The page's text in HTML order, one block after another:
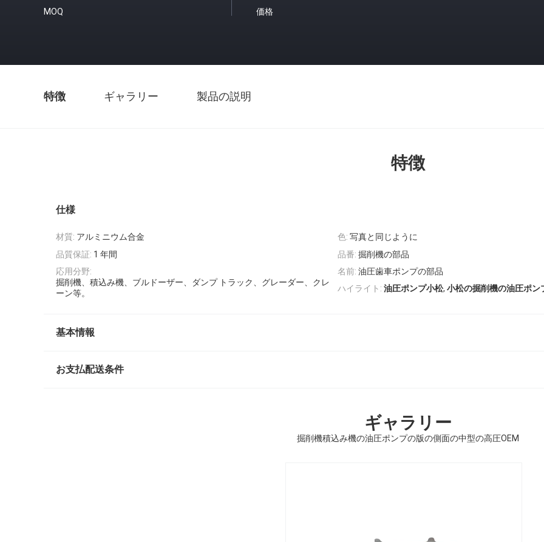
MOQ 価格
特徴 ギャラリー 製品の説明
特徴
仕様
材質: アルミニウム合金 色: 写真と同じように
品質保証: 1 年間 品番: 掘削機の部品
応用分野:
掘削機、積込み機、ブルドーザー、ダンプ トラック、グレーダー、クレ
ーン等。
名前: 油圧歯車ポンプの部品
ハイライト: 油圧ポンプ小松, 小松の掘削機の油圧ポン
基本情報
お支払配送条件
ギャラリー
掘削機積込み機の油圧ポンプの版の側面の中型の高圧OEM